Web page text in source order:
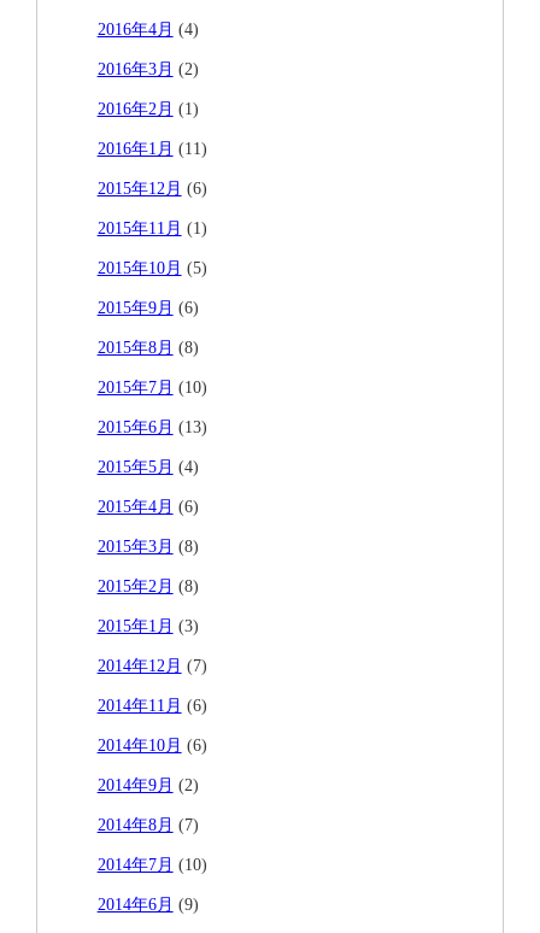
2016年4月 (4)
2016年3月 (2)
2016年2月 (1)
2016年1月 (11)
2015年12月 (6)
2015年11月 (1)
2015年10月 (5)
2015年9月 (6)
2015年8月 (8)
2015年7月 (10)
2015年6月 (13)
2015年5月 (4)
2015年4月 (6)
2015年3月 (8)
2015年2月 (8)
2015年1月 (3)
2014年12月 (7)
2014年11月 (6)
2014年10月 (6)
2014年9月 (2)
2014年8月 (7)
2014年7月 (10)
2014年6月 (9)